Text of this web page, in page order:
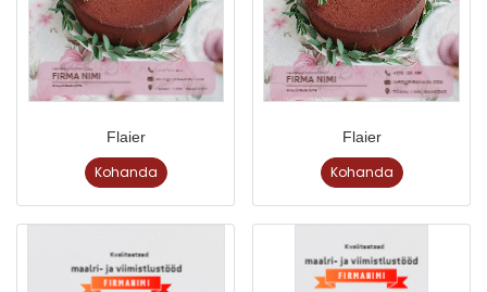
Flaier
Kohanda
Flaier
Kohanda